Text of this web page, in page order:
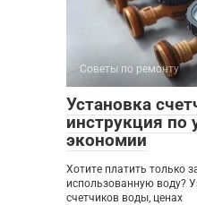
Советы по ремонту
Установка
инструкция по
экономии
Хотите платить только
использованную воду?
счетчиков воды, ценах